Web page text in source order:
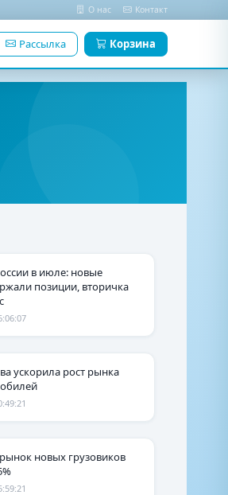
О нас Контакт
Рассылка Корзина
в июле: новые
позиции, вторичка
ускорила рост рынка
новых грузовиков